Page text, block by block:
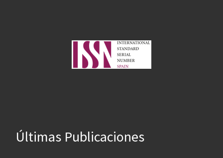
Últimas Publicaciones